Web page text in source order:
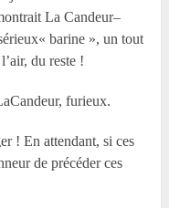
La Candeur–
barine », un tout
du reste !
furieux.
! En attendant, si ces
de précéder ces